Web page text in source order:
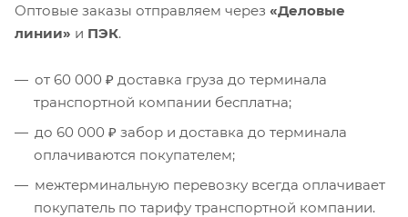
Оптовые заказы отправляем через «Деловые
линии» и ПЭК.
от 60 000 ₽ доставка груза до терминала
транспортной компании бесплатна;
до 60 000 ₽ забор и доставка до терминала
оплачиваются покупателем;
межтерминальную перевозку всегда оплачивает
покупатель по тарифу транспортной компании.